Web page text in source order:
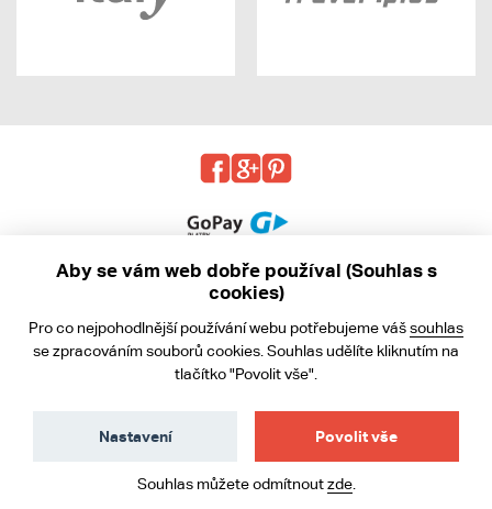
Obchodní podmínky
Ochrana osobních údajů
Aby se vám web dobře používal (Souhlas s
cookies)
Pro co nejpohodlnější používání webu potřebujeme vášsouhlas
se zpracováním souborů cookies. Souhlas udělíte kliknutím na
tlačítko "Povolit vše".
Povolit vše
Nastavení
Souhlas můžete odmítnoutzde.